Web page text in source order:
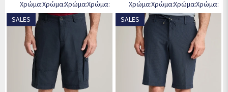
SALES SALES